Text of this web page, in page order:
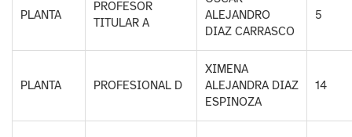
PLANTA
PROFESOR
TITULAR A
ALEJANDRO
DIAZ CARRASCO
5
PLANTA PROFESIONAL D
XIMENA
ALEJANDRA DIAZ
ESPINOZA
14